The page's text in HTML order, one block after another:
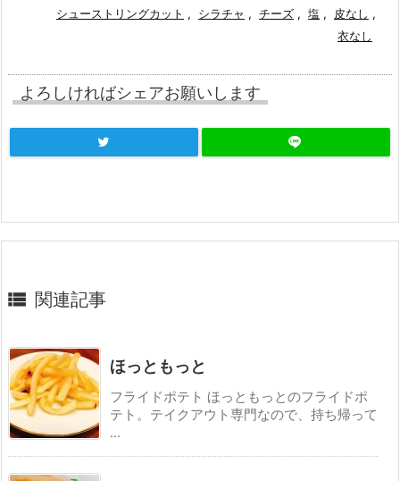
シューストリングカット , シラチャ , チーズ , 塩 , 皮なし ,
衣なし
よろしければシェアお願いします
 関連記事
ほっともっと
フライドポテト ほっともっとのフライドポ
テト。テイクアウト専門なので、持ち帰って
...